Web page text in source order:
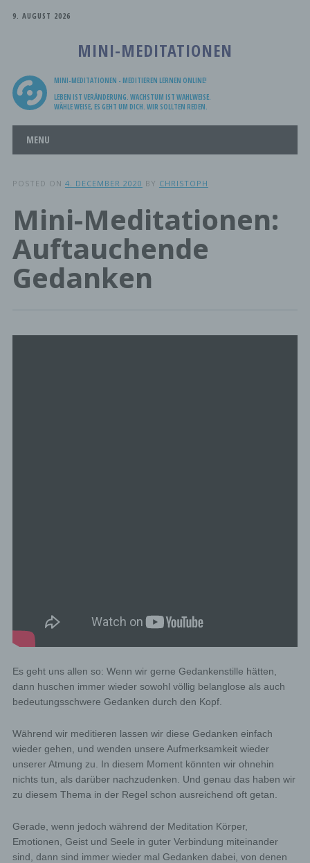
9. AUGUST 2026
MINI-MEDITATIONEN
MINI-MEDITATIONEN - MEDITIEREN LERNEN ONLINE!
LEBEN IST VERÄNDERUNG. WACHSTUM IST WAHLWEISE.
WÄHLE WEISE, ES GEHT UM DICH. WIR SOLLTEN REDEN.
Main menu
MENU
POSTED ON 4. DECEMBER 2020 BY CHRISTOPH
Mini-Meditationen:
Auftauchende
Gedanken
Es geht uns allen so: Wenn wir gerne Gedankenstille hätten,
dann huschen immer wieder sowohl völlig belanglose als auch
bedeutungsschwere Gedanken durch den Kopf.
Während wir meditieren lassen wir diese Gedanken einfach
wieder gehen, und wenden unsere Aufmerksamkeit wieder
unserer Atmung zu. In diesem Moment könnten wir ohnehin
nichts tun, als darüber nachzudenken. Und genau das haben wir
zu diesem Thema in der Regel schon ausreichend oft getan.
Gerade, wenn jedoch während der Meditation Körper,
Emotionen, Geist und Seele in guter Verbindung miteinander
sind, dann sind immer wieder mal Gedanken dabei, von denen